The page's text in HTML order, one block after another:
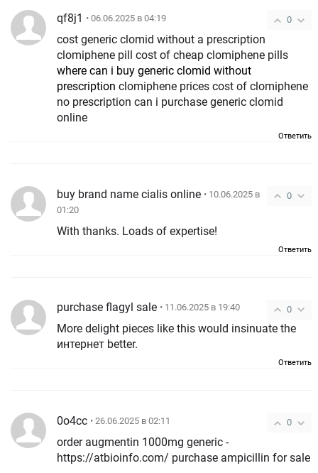
0
qf8j1 • 06.06.2025 в 04:19
cost generic clomid without a prescription
clomiphene pill cost of cheap clomiphene pills
where can i buy generic clomid without
prescription clomiphene prices cost of clomiphene
no prescription can i purchase generic clomid
online
Ответить
0
buy brand name cialis online • 10.06.2025 в
01:20
With thanks. Loads of expertise!
Ответить
0
purchase flagyl sale • 11.06.2025 в 19:40
More delight pieces like this would insinuate the
интернет better.
Ответить
0
0o4cc • 26.06.2025 в 02:11
order augmentin 1000mg generic -
https://atbioinfo.com/ purchase ampicillin for sale